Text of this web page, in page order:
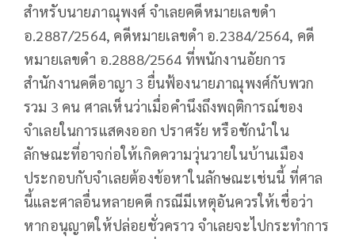
สำหรับนายภาณุพงศ์ จำเลยคดีหมายเลขดำ
อ.2887/2564, คดีหมายเลขดำ อ.2384/2564, คดี
หมายเลขดำ อ.2888/2564 ที่พนักงานอัยการ
สำนักงานคดีอาญา 3 ยื่นฟ้องนายภาณุพงศ์กับพวก
รวม 3 คน ศาลเห็นว่าเมื่อคำนึงถึงพฤติการณ์ของ
จำเลยในการแสดงออก ปราศรัย หรือชักนำใน
ลักษณะที่อาจก่อให้เกิดความวุ่นวายในบ้านเมือง
ประกอบกับจำเลยต้องข้อหาในลักษณะเช่นนี้ ที่ศาล
นี้และศาลอื่นหลายคดี กรณีมีเหตุอันควรให้เชื่อว่า
หากอนุญาตให้ปล่อยชั่วคราว จำเลยจะไปกระทำการ